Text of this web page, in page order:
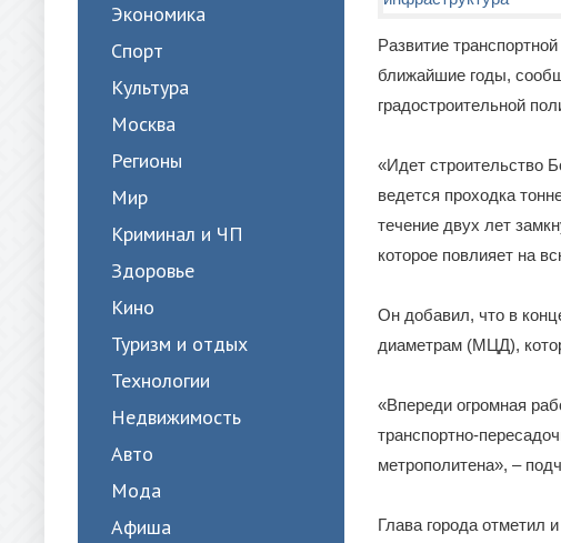
Экономика
Спорт
Культура
Москва
Регионы
Мир
Криминал и ЧП
Здоровье
Кино
Туризм и отдых
Технологии
Недвижимость
Авто
Мода
Афиша
Развитие
ближайшие годы,
градостроительной
«Идет строительство
ведется проходка
течение двух лет
которое повлияет на
Он добавил, что в
диаметрам (МЦД),
«Впереди огромная
транспортно-
метрополитена», –
Глава города отметил